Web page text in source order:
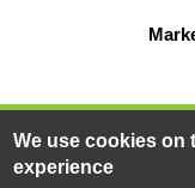
HELP
We use cookies on
experience